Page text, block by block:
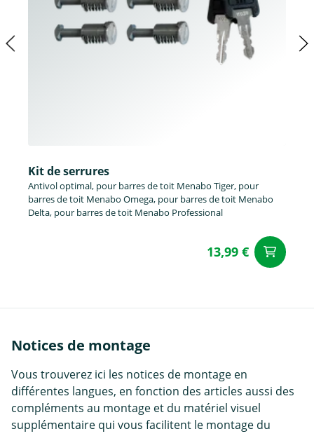
Kit de serrures
Antivol optimal, pour barres de toit Menabo Tiger, pour
barres de toit Menabo Omega, pour barres de toit Menabo
Delta, pour barres de toit Menabo Professional
13,99 €
Notices de montage
Vous trouverez ici les notices de montage en
différentes langues, en fonction des articles aussi des
compléments au montage et du matériel visuel
supplémentaire qui vous facilitent le montage du